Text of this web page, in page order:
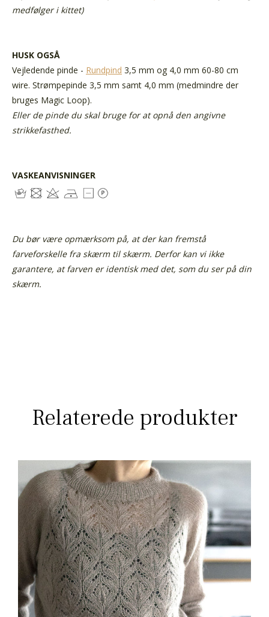
medfølger i kittet)
HUSK OGSÅ
Vejledende pinde - Rundpind 3,5 mm og 4,0 mm 60-80 cm
wire. Strømpepinde 3,5 mm samt 4,0 mm (medmindre der
bruges Magic Loop).
Eller de pinde du skal bruge for at opnå den angivne
strikkefasthed.
VASKEANVISNINGER
Du bør være opmærksom på, at der kan fremstå
farveforskelle fra skærm til skærm. Derfor kan vi ikke
garantere, at farven er identisk med det, som du ser på din
skærm.
Relaterede produkter